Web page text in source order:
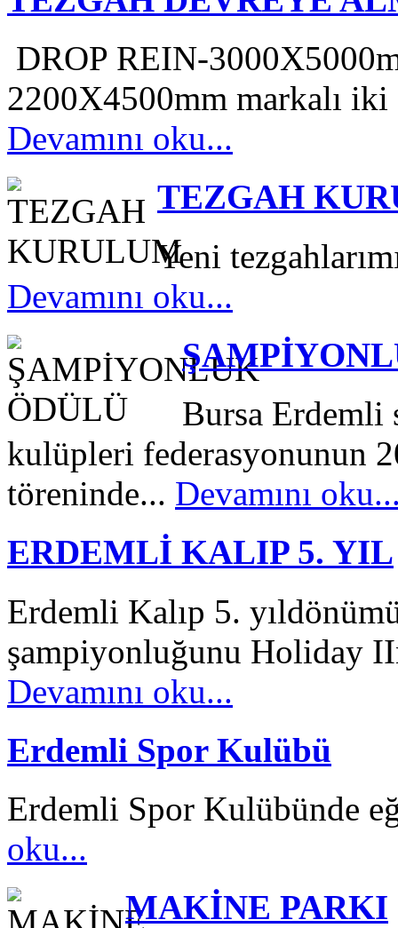
DROP REIN-
2200X4500mm markalı iki
Devamını oku...
TEZGAH
Yeni
Devamını oku...
Bursa Erdemli
kulüpleri federasyonunun
töreninde... Devamını
ERDEMLİ KALIP 5. YIL
Erdemli Kalıp 5.
şampiyonluğunu Holiday
Devamını oku...
Erdemli Spor Kulübü
Erdemli Spor Kulübünde
oku...
MAKİNE PARKI